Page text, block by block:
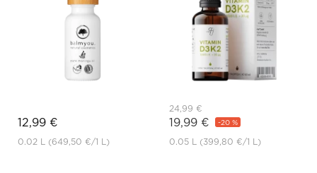
12,99 €
0.02 L (649,50 €/1 L)
24,99 €
19,99 € -20 %
0.05 L (399,80 €/1 L)